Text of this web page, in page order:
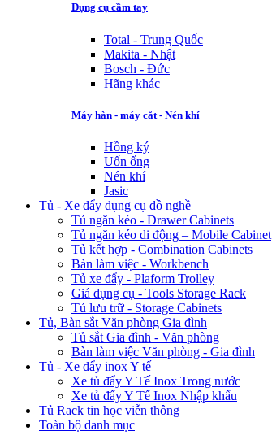
Dụng cụ cầm tay
Total - Trung Quốc
Makita - Nhật
Bosch - Đức
Hãng khác
Máy hàn - máy cắt - Nén khí
Hồng ký
Uốn ống
Nén khí
Jasic
Tủ - Xe đẩy dụng cụ đồ nghề
Tủ ngăn kéo - Drawer Cabinets
Tủ ngăn kéo di động – Mobile Cabinet
Tủ kết hợp - Combination Cabinets
Bàn làm việc - Workbench
Tủ xe đẩy - Plaform Trolley
Giá dụng cụ - Tools Storage Rack
Tủ lưu trữ - Storage Cabinets
Tủ, Bàn sắt Văn phòng Gia đình
Tủ sắt Gia đình - Văn phòng
Bàn làm việc Văn phòng - Gia đình
Tủ - Xe đẩy inox Y tế
Xe tủ đẩy Y Tế Inox Trong nước
Xe tủ đẩy Y Tế Inox Nhập khẩu
Tủ Rack tin học viễn thông
Toàn bộ danh mục